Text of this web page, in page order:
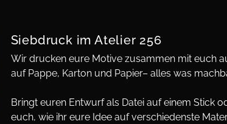
Siebdruck im Atelier 256
Wir drucken eure Motive zusammen mit euch
auf Pappe, Karton und Papier– alles was
Bringt euren Entwurf als Datei auf einem Stick
euch, wie ihr eure Idee auf verschiedenste